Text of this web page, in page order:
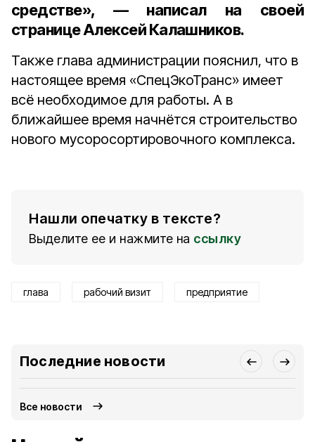
средстве», — написал на своей
странице Алексей Калашников.
Также глава администрации пояснил, что в
настоящее время «СпецЭкоТранс» имеет
всё необходимое для работы. А в
ближайшее время начнётся строительство
нового мусоросортировочного комплекса.
Нашли опечатку в тексте?
Выделите ее и нажмите на ссылку
глава рабочий визит предприятие
Последние новости
Все новости